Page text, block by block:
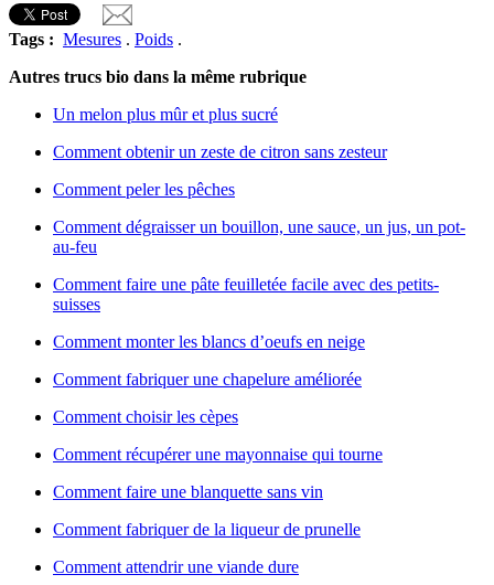
Tags : Mesures . Poids .
Autres trucs bio dans la même rubrique
Un melon plus mûr et plus sucré
Comment obtenir un zeste de citron sans zesteur
Comment peler les pêches
Comment dégraisser un bouillon, une sauce, un jus, un pot-
au-feu
Comment faire une pâte feuilletée facile avec des petits-
suisses
Comment monter les blancs d’oeufs en neige
Comment fabriquer une chapelure améliorée
Comment choisir les cèpes
Comment récupérer une mayonnaise qui tourne
Comment faire une blanquette sans vin
Comment fabriquer de la liqueur de prunelle
Comment attendrir une viande dure